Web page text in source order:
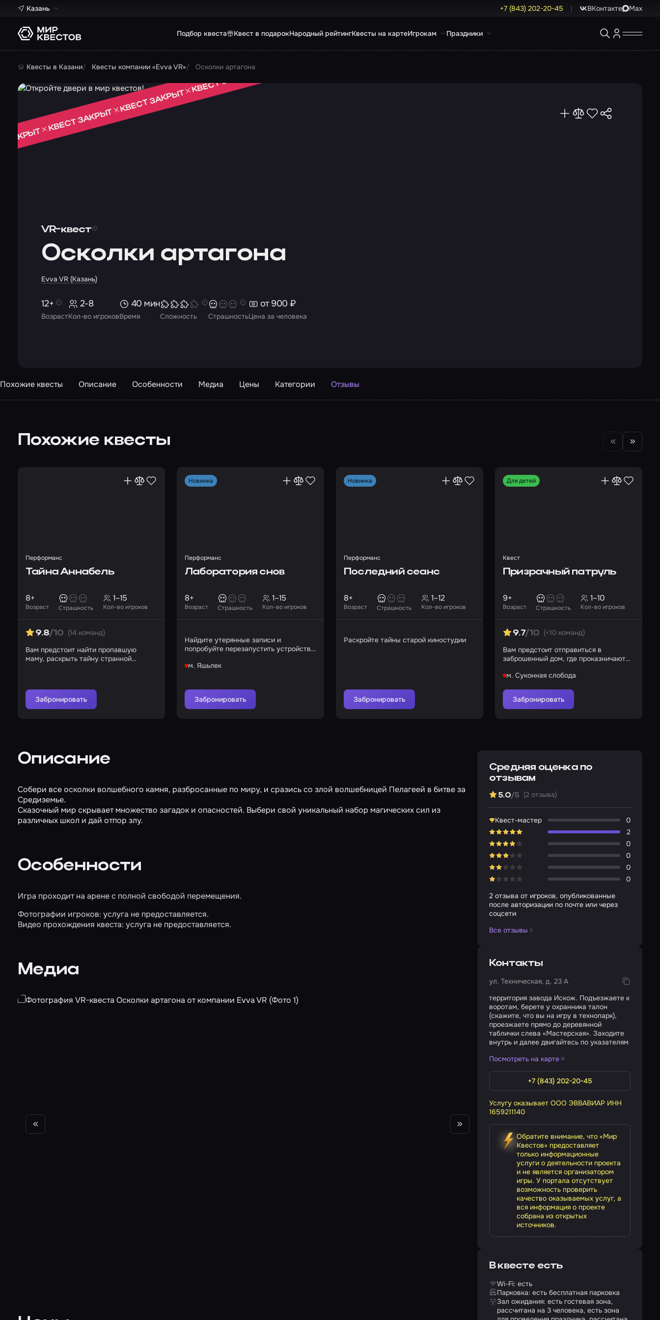
Казань +7 (843) 202-20-45 ВКонтакте Max
Подбор квеста Квест в подарокНародный рейтингКвесты на картеИгрокам Праздники
Квесты в Казани Квесты компании «Evva VR» Осколки артагона
VR-квест
Осколки артагона
Evva VR (Казань)
ЗАКРЫТ
КВЕСТ ЗАКРЫТ
КВЕСТ ЗАКРЫТ
КВЕСТ ЗАКРЫТ
Возраст
12+
Кол-во игроков
2-8
Время
40 мин
Сложность СтрашностьЦена за человека
от 900 ₽
Похожие квесты Описание Особенности Медиа Цены Категории Отзывы
Похожие квесты
Перформанс
Тайна Аннабель
Возраст
8+
Страшность Кол-во игроков
1–15
9.8/10 (14 команд)
Вам предстоит найти пропавшую
маму, раскрыть тайну странной
Забронировать
Новинка
Перформанс
Лаборатория снов
Возраст
8+
Страшность Кол-во игроков
1–15
Найдите утерянные записи и
попробуйте перезапустить устройство
м. Яшьлек
Забронировать
Новинка
Перформанс
Последний сеанс
Возраст
8+
Страшность Кол-во игроков
1–12
Раскройте тайны старой киностудии
Забронировать
Для детей
Квест
Призрачный патруль
Возраст
9+
Страшность Кол-во игроков
1–10
9.7/10 (<10 команд)
Вам предстоит отправиться в
заброшенный дом, где проказничают
м. Суконная слобода
Забронировать
Описание
Собери все осколки волшебного камня, разбросанные по миру, и сразись со злой волшебницей Пелагеей в битве за
Средиземье.
Сказочный мир скрывает множество загадок и опасностей. Выбери свой уникальный набор магических сил из
различных школ и дай отпор злу.
Особенности
Игра проходит на арене с полной свободой перемещения.
Фотографии игроков: услуга не предоставляется.
Видео прохождения квеста: услуга не предоставляется.
Медиа
Средняя оценка по
отзывам
5.0/5 (2 отзыва)
Квест-мастер
0
2
0
0
0
0
2 отзыва от игроков, опубликованные
после авторизации по почте или через
соцсети
Все отзывы
Контакты
ул. Техническая, д. 23 А
территория завода Искож. Подъезжаете к
воротам, берете у охранника талон
(скажите, что вы на игру в технопарк),
проезжаете прямо до деревянной
таблички слева «Мастерская». Заходите
внутрь и далее двигайтесь по указателям
Посмотреть на карте
+7 (843) 202-20-45
Услугу оказывает ООО ЭВВАВИАР ИНН
1659211140
Обратите внимание, что «Мир
Квестов» предоставляет
только информационные
услуги о деятельности проекта
и не является организатором
игры. У портала отсутствует
возможность проверить
качество оказываемых услуг, а
вся информация о проекте
собрана из открытых
источников.
В квесте есть
Wi-Fi: есть
Парковка: есть бесплатная парковка
Зал ожидания: есть гостевая зона,
рассчитана на 3 человека, есть зона